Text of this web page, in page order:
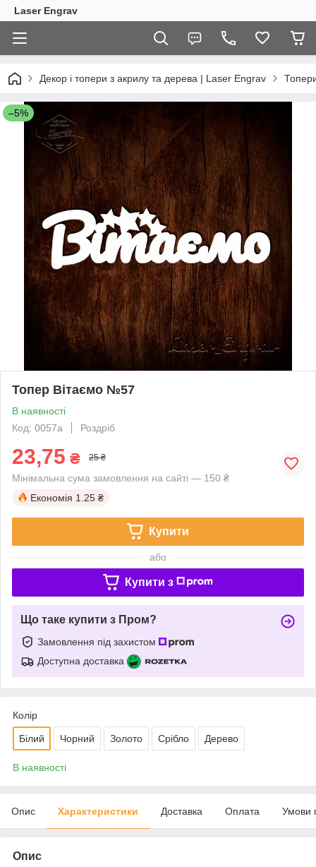
Laser Engrav
Декор і топери з акрилу та дерева | Laser Engrav
–5%
Топер Вітаємо №57
В наявності
Код: 0057a
Роздріб
23,75 ₴ 25 ₴
Мінімальна сума замовлення на сайті — 150 ₴
Економія 1.25 ₴
Купити
або
Купити з
Що таке купити з Пром?
Замовлення під захистом
Доступна доставка
Колір
Білий Чорний Золото Срібло Дерево
В наявності
Опис Характеристики Доставка Оплата Умови
Опис